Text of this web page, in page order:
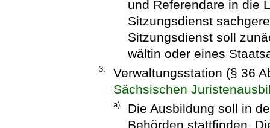
und Referendare in die
Sitzungsdienst
Sitzungsdienst soll
wältin oder eines
3.
Verwaltungsstation (§ 36
Sächsischen
a)
Die Ausbildung soll in
Behörden stattfinden.